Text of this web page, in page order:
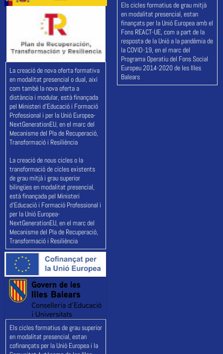
La creació de nova oferta formativa
en modalitat presencial o dual, així
com també la nova oferta a
distància i modular, està finançada
pel Ministeri d'Educació i Formació
Professional i per la Unió Europea-
NextGenerationEU, en el marc del
Mecanisme del Pla de Recuperació,
Transformació i Resiliència
La creació de nous cicles o la
transformació de cicles existents
de grau mitjà i grau superior
bilingües en modalitat presencial,
està finançada pel Ministeri
d'Educació i Formació Professional i
per la Unió Europea-
NextGenerationEU, en el marc del
Mecanisme del Pla de Recuperació,
Transformació i Resiliència
Els cicles formatius de grau mitjà
en modalitat presencial, estan
finançats per la Unió Europea amb el
Fons REACT-UE, com a part de la
resposta de la Unió a la pandèmia de
la COVID-19, en el marc del
Programa Operatiu del Fons Social
Europeu 2014-2020 de les Illes
Balears
Els cicles formatius de grau superior
en modalitat presencial, estan
cofinançats per la Unió Europea i la